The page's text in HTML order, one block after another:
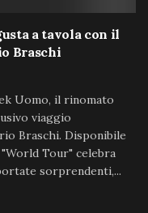
a tavola con il
Braschi
Uomo, il rinomato
viaggio
Braschi. Disponibile
Tour" celebra
sorprendenti,...